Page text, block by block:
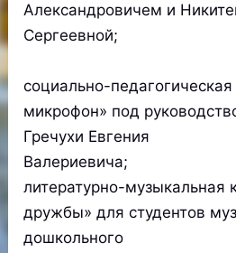
Александровичем и
Сергеевной;
социально-
микрофон» под
Гречухи Евгения
литературно-музыкальная
дружбы» для студентов
дошкольного